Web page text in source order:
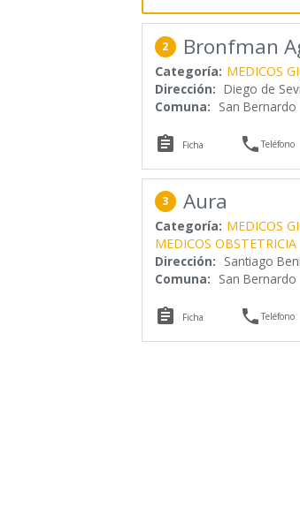
2 Bronfman
Categoría: MEDICOS
Dirección: Diego de
Comuna: San Bernardo
 Ficha Teléfono
3 Aura
Categoría: MEDICOS
MEDICOS OBSTETRICIA
Dirección: Santiago
Comuna: San Bernardo
 Ficha Teléfono